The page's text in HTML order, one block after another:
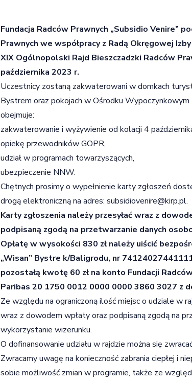
Fundacja Radców Prawnych „Subsidio Venire”
Prawnych we współpracy z Radą Okręgowej
XIX Ogólnopolski Rajd Bieszczadzki Radców
października 2023 r.
Uczestnicy zostaną zakwaterowani w domkach
Bystrem oraz pokojach w Ośrodku
obejmuje:
zakwaterowanie i wyżywienie od kolacji 4
opiekę przewodników GOPR,
udział w programach towarzyszących,
ubezpieczenie NNW.
Chętnych prosimy o wypełnienie karty zgłoszeń
drogą elektroniczną na adres: subsidiovenire@kirp.pl.
Karty zgłoszenia należy przesyłać wraz z
podpisaną zgodą na przetwarzanie danych
Opłatę w wysokości 830 zł należy uiścić
„Wisan” Bystre k/Baligrodu, nr
pozostałą kwotę 60 zł na konto Fundacji
Paribas 20 1750 0012 0000 0000 3860 3027 z
Ze względu na ograniczoną ilość miejsc o udziale w
wraz z dowodem wpłaty oraz podpisaną zgodą na
wykorzystanie wizerunku.
O dofinansowanie udziału w rajdzie można się
Zwracamy uwagę na konieczność zabrania ciepłej i
sobie możliwość zmian w programie, także ze